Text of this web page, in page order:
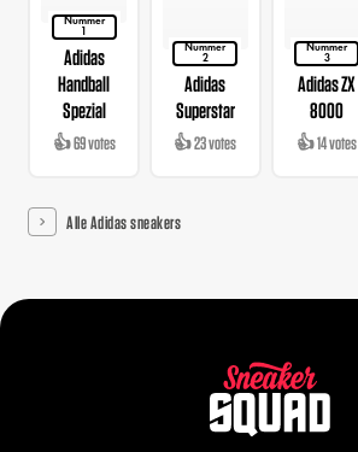
Nummer
1
Adidas
Handball
Spezial
👍 69 votes
Nummer
2
Adidas
Superstar
👍 23 votes
Nummer
3
Adidas ZX
8000
👍 14 votes
Alle Adidas sneakers